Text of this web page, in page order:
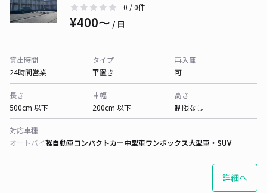
0 / 0件
¥400〜 / 日
貸出時間
24時間営業
タイプ
平置き
再入庫
可
長さ
500cm 以下
車幅
200cm 以下
高さ
制限なし
対応車種
オートバイ軽自動車コンパクトカー中型車ワンボックス大型車・SUV
詳細へ